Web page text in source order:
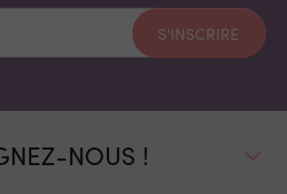
S'INSCRIRE
NOUS !